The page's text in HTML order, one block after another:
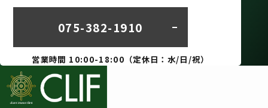
075-382-1910
営業時間 10:00-18:00（定休日：水/日/祝）